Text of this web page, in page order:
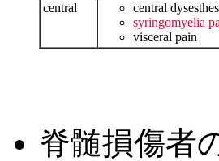
central
central
syringomyelia
visceral pain
脊髄損傷者